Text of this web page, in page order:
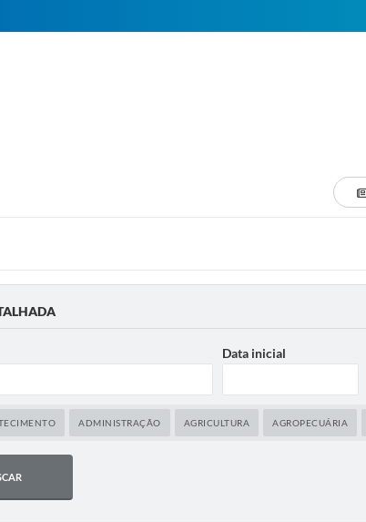
Data inicial
ADMINISTRAÇÃO AGRICULTURA AGROPECUÁRIA